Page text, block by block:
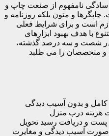
سادگی نامفهوم از صنعت چاپ و
چاپگرها و متون بلکه روزنامه و
است و برای شرایط فعلی
با هدف بهبود ابزارهای
در شصت و سه درصد گذشته،
و متخصصان را می طلبد
و بدون آسیب دیدگی
هزینه درب منزل
پست و دریافت رسید تحویل
آسیب دیدگی و مغایرت